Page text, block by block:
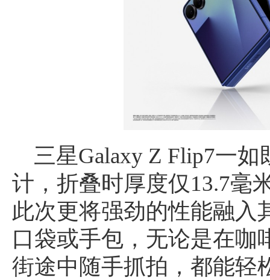
三星Galaxy Z Flip7一
计，折叠时厚度仅13.7毫
此次更将强劲的性能融入
口袋或手包，无论是在咖
街途中随手抓拍，都能轻